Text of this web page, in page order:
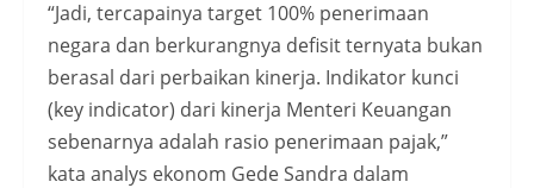
“Jadi, tercapainya target 100% penerimaan
negara dan berkurangnya defisit ternyata bukan
berasal dari perbaikan kinerja. Indikator kunci
(key indicator) dari kinerja Menteri Keuangan
sebenarnya adalah rasio penerimaan pajak,”
kata analys ekonom Gede Sandra dalam